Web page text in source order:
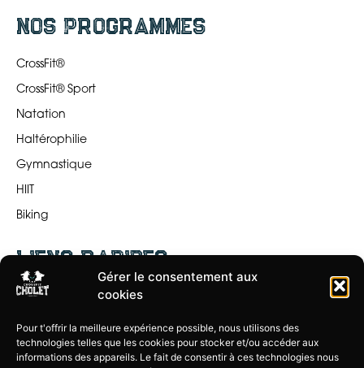
Gérer le consentement aux
cookies
Pour t'offrir la meilleure expérience possible, nous utilisons des
technologies telles que les cookies pour stocker et/ou accéder aux
informations des appareils. Le fait de consentir à ces technologies nous
nos programmes
CrossFit®
CrossFit® Sport
Natation
Haltérophilie
Gymnastique
HIIT
Biking
liens rapides
Les programmes
Le planning
La Box